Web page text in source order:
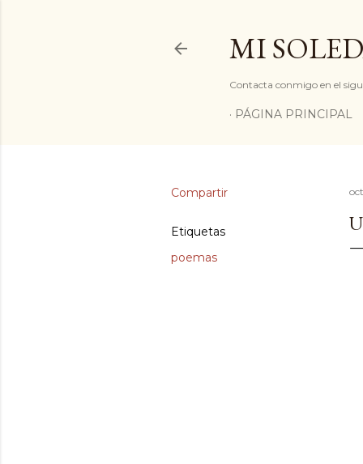
MI
Contacta conmigo en el
PÁGINA PRINCIPAL
Compartir
Etiquetas
poemas